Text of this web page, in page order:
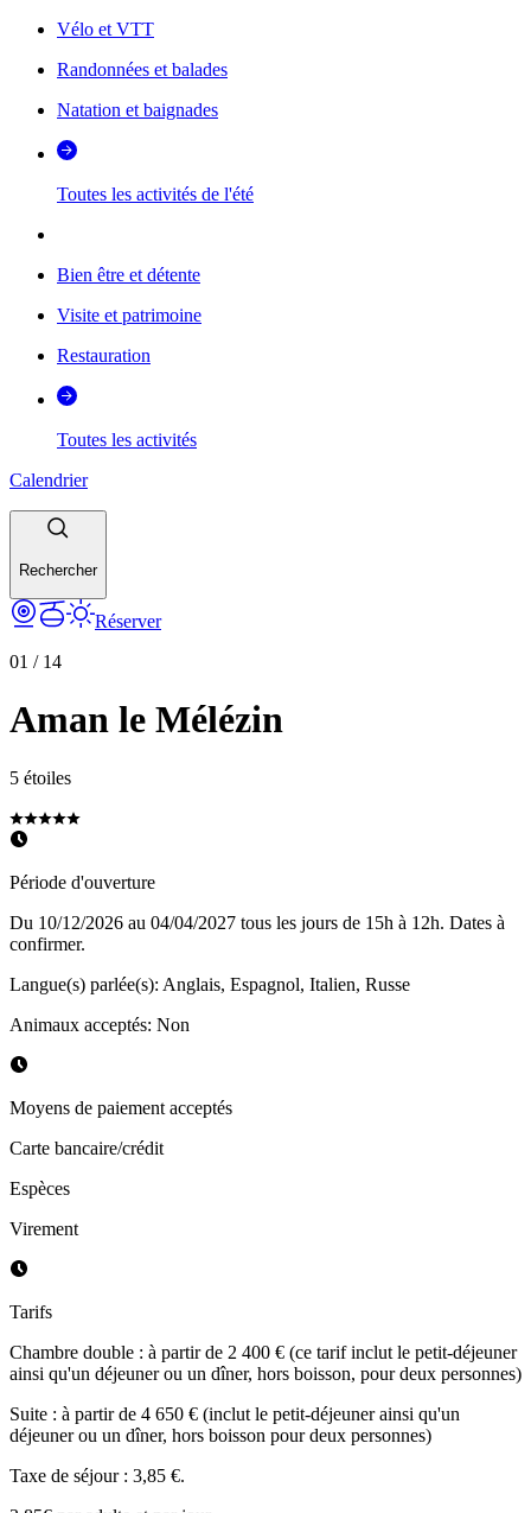
Vélo et VTT
Randonnées et balades
Natation et baignades
Toutes les activités de l'été
Bien être et détente
Visite et patrimoine
Restauration
Toutes les activités
Calendrier
Rechercher
Réserver
01 / 14
Aman le Mélézin
5 étoiles
Période d'ouverture
Du 10/12/2026 au 04/04/2027 tous les jours de 15h à 12h. Dates à
confirmer.
Langue(s) parlée(s): Anglais, Espagnol, Italien, Russe
Animaux acceptés: Non
Moyens de paiement acceptés
Carte bancaire/crédit
Espèces
Virement
Tarifs
Chambre double : à partir de 2 400 € (ce tarif inclut le petit-déjeuner
ainsi qu'un déjeuner ou un dîner, hors boisson, pour deux personnes)
Suite : à partir de 4 650 € (inclut le petit-déjeuner ainsi qu'un
déjeuner ou un dîner, hors boisson pour deux personnes)
Taxe de séjour : 3,85 €.